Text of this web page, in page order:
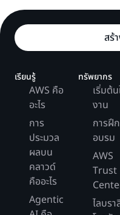
สร้
เรียนรู้
AWS คือ
อะไร
การ
ประมวล
ผลบน
คลาวด์
คืออะไร
Agentic
ทรัพยากร
เริ่มต้น
งาน
การฝึก
อบรม
AWS
Trust
ไลบรา